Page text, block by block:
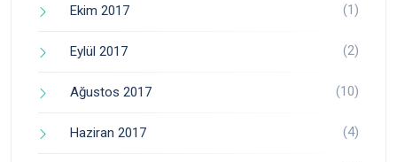
Ekim 2017 (1)
Eylül 2017 (2)
Ağustos 2017 (10)
Haziran 2017 (4)